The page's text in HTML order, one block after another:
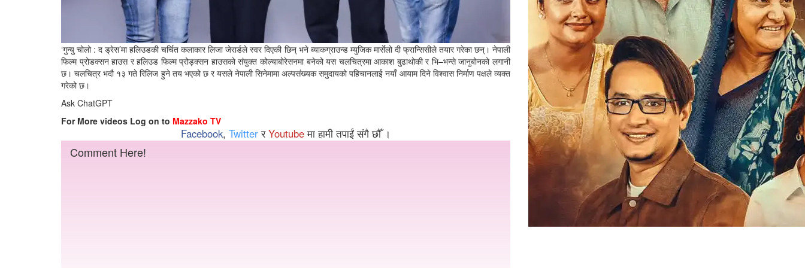
‘गुन्यु चोलो : द ड्रेस’मा हलिउडकी चर्चित कलाकार लिजा जेरार्डले स्वर दिएकी छिन् भने ब्याकग्राउन्ड म्युजिक मार्सेलो दी फ्रान्सिसीले तयार गरेका छन्। नेपाली
फिल्म प्रोडक्सन हाउस र हलिउड फिल्म प्रोड्क्सन हाउसको संयुक्त कोल्याबोरेसनमा बनेको यस चलचित्रमा आकाश बुढाथोकी र भि–भन्से जानुबोनको लगानी
छ। चलचित्र भदौ १३ गते रिलिज हुने तय भएको छ र यसले नेपाली सिनेमामा अल्पसंख्यक समुदायको पहिचानलाई नयाँ आयाम दिने विश्वास निर्माण पक्षले व्यक्त
गरेको छ।
Ask ChatGPT
For More videos Log on to Mazzako TV
Facebook, TwitterरYoutubeमा हामी तपाईं संगै छौँ ।
Comment Here!